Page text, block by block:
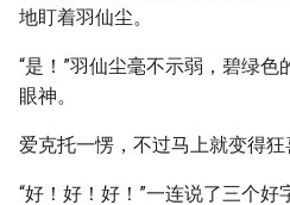
地盯着羽仙尘。
“是！”羽仙尘毫不示弱，碧绿
眼神。
爱克托一愣，不过马上就变得狂
“好！好！好！”一连说了三个